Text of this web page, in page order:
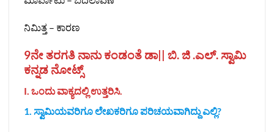
ನಿಮಿತ್ತ – ಕಾರಣ
9ನೇ ತರಗತಿ ನಾನು ಕಂಡಂತೆ ಡಾ|| ಬಿ. ಜಿ .ಎಲ್‌. ಸ್ವಾಮಿ
ಕನ್ನಡ ನೋಟ್ಸ್‌
I. ಒಂದು ವಾಕ್ಯದಲ್ಲಿ ಉತ್ತರಿಸಿ.
1. ಸ್ವಾಮಿಯವರಿಗೂ ಲೇಖಕರಿಗೂ ಪರಿಚಯವಾಗಿದ್ದು ಎಲ್ಲಿ?